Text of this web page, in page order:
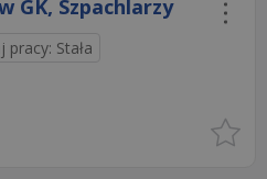
GK, Szpachlarzy
pracy: Stała